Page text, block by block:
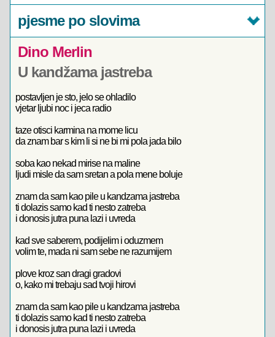
pjesme po slovima
Dino Merlin
U kandžama jastreba
postavljen je sto, jelo se ohladilo
vjetar ljubi noc i jeca radio
taze otisci karmina na mome licu
da znam bar s kim li si ne bi mi pola jada bilo
soba kao nekad mirise na maline
ljudi misle da sam sretan a pola mene boluje
znam da sam kao pile u kandzama jastreba
ti dolazis samo kad ti nesto zatreba
i donosis jutra puna lazi i uvreda
kad sve saberem, podijelim i oduzmem
volim te, mada ni sam sebe ne razumijem
plove kroz san dragi gradovi
o, kako mi trebaju sad tvoji hirovi
znam da sam kao pile u kandzama jastreba
ti dolazis samo kad ti nesto zatreba
i donosis jutra puna lazi i uvreda